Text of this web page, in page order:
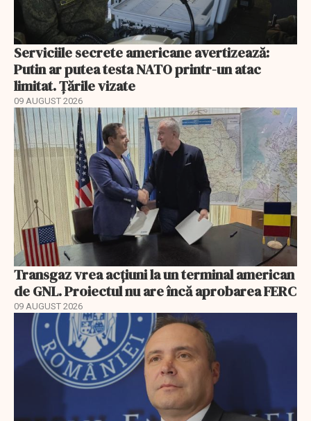
Serviciile secrete americane avertizează:
Putin ar putea testa NATO printr-un atac
limitat. Țările vizate
09 AUGUST 2026
Transgaz vrea acțiuni la un terminal american
de GNL. Proiectul nu are încă aprobarea FERC
09 AUGUST 2026